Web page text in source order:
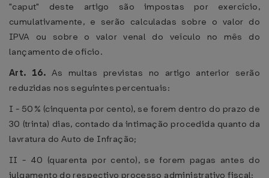
"caput" deste artigo são impostas por exercício,
cumulativamente, e serão calculadas sobre o valor do
IPVA ou sobre o valor venal do veículo no mês do
lançamento de ofício.
Art. 16. As multas previstas no artigo anterior serão
reduzidas nos seguintes percentuais:
I - 50% (cinquenta por cento), se forem dentro do prazo de
30 (trinta) dias, contado da intimação procedida quanto da
lavratura do Auto de Infração;
II - 40 (quarenta por cento), se forem pagas antes do
julgamento do respectivo processo administrativo fiscal;